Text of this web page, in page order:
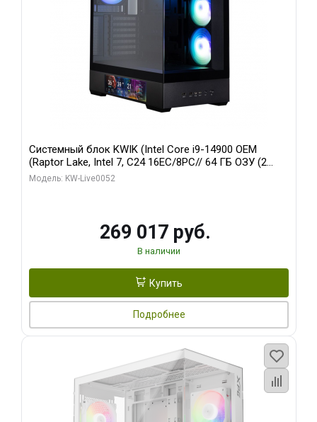
Системный блок KWIK (Intel Core i9-14900 OEM
(Raptor Lake, Intel 7, C24 16EC/8PC// 64 ГБ ОЗУ (2
модуля)/ Palit RTX5080 GAMINGPRO OC 16GB GDDR7
Модель: KW-Live0052
269 017 руб.
В наличии
Купить
Подробнее